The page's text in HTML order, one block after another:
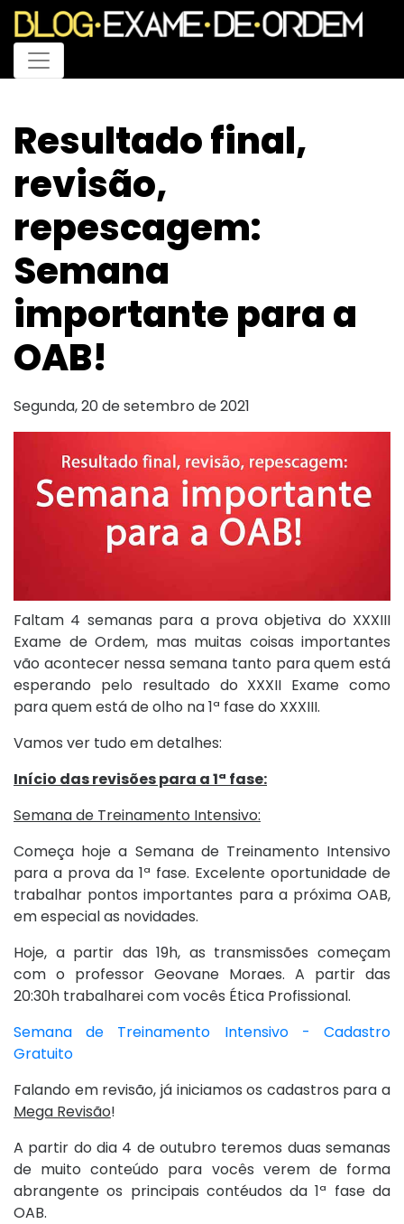
Menu
Resultado final,
revisão,
repescagem:
Semana
importante para a
OAB!
Segunda, 20 de setembro de 2021
Faltam 4 semanas para a prova objetiva do XXXIII
Exame de Ordem, mas muitas coisas importantes
vão acontecer nessa semana tanto para quem está
esperando pelo resultado do XXXII Exame como
para quem está de olho na 1ª fase do XXXIII.
Vamos ver tudo em detalhes:
Início das revisões para a 1ª fase:
Semana de Treinamento Intensivo:
Começa hoje a Semana de Treinamento Intensivo
para a prova da 1ª fase. Excelente oportunidade de
trabalhar pontos importantes para a próxima OAB,
em especial as novidades.
Hoje, a partir das 19h, as transmissões começam
com o professor Geovane Moraes. A partir das
20:30h trabalharei com vocês Ética Profissional.
Semana de Treinamento Intensivo - Cadastro
Gratuito
Falando em revisão, já iniciamos os cadastros para a
Mega Revisão!
A partir do dia 4 de outubro teremos duas semanas
de muito conteúdo para vocês verem de forma
abrangente os principais contéudos da 1ª fase da
OAB.